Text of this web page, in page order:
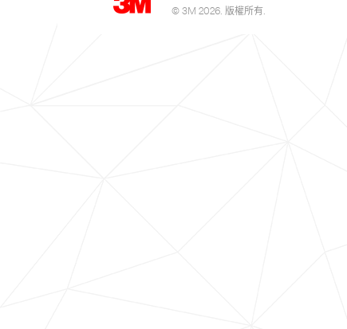
© 3M 2026. 版權所有.